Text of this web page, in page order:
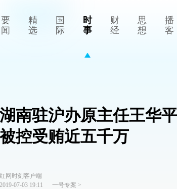
要
闻
精
选
国
际
时
事
财
经
思
想
播
客
湖南驻沪办原主任王华
控受贿近五千万
红网时刻客户端
2019-07-03 19:11
一号专案 >